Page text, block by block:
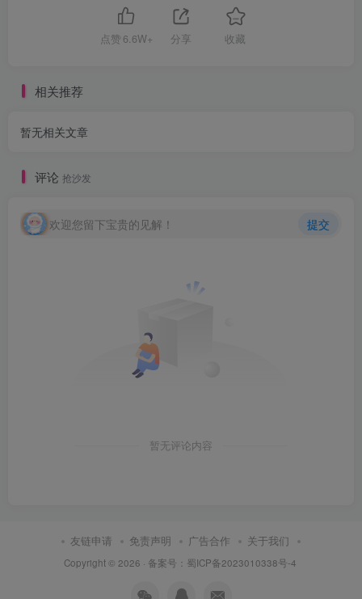
点赞 6.6W+ 分享 收藏
相关推荐
暂无相关文章
评论 抢沙发
欢迎您留下宝贵的见解！ 提交
暂无评论内容
友链申请 免责声明 广告合作 关于我们
Copyright © 2026 · 备案号：蜀ICP备2023010338号-4